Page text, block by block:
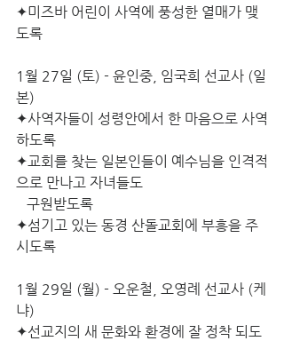
✦미즈바 어린이 사역에 풍성한 열매가 맺
도록
1월 27일 (토) - 윤인중, 임국희 선교사 (일
본)
✦사역자들이 성령안에서 한 마음으로 사역
하도록
✦교회를 찾는 일본인들이 예수님을 인격적
으로 만나고 자녀들도
구원받도록
✦섬기고 있는 동경 산돌교회에 부흥을 주
시도록
1월 29일 (월) - 오운철, 오영례 선교사 (케
냐)
✦선교지의 새 문화와 환경에 잘 정착 되도